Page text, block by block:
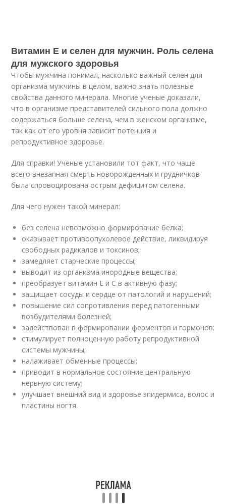
Витамин Е и селен для мужчин. Роль селена
для мужского здоровья
Чтобы мужчина понимал, насколько важный селен для
организма мужчины в целом, важно знать полезные
свойства данного минерала. Многие ученые доказали,
что в организме представителей сильного пола должно
содержаться больше селена, чем в женском организме,
так как от его уровня зависит потенция и
репродуктивное здоровье.
Для справки! Ученые установили тот факт, что чаще
всего внезапная смерть новорожденных и грудничков
была спровоцирована острым дефицитом селена.
Для чего нужен такой минерал:
без селена невозможно формирование белка;
оказывает противоопухолевое действие, ликвидируя
свободных радикалов и токсинов;
замедляет старческие процессы;
выводит из организма инородные вещества;
преобразует витамин Е и С в активную фазу;
защищает сосуды и сердце от патологий и нарушений;
повышение сил сопротивления перед патогенными
возбудителями болезней;
задействован в формировании ферментов и гормонов;
стимулирует полноценную работу репродуктивной
системы мужчины;
налаживает обменные процессы;
приводит в нормальное состояние центральную
нервную систему;
улучшает внешний вид и здоровье эпидермиса, волос и
пластины ногтя.